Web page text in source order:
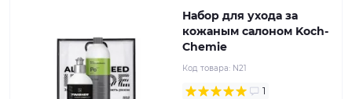
Набор для ухода за
кожаным салоном Koch-
Chemie
Код товара: N21
1